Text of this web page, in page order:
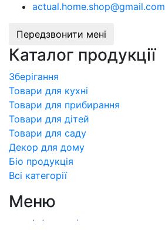
actual.home.shop@gmail.com
Передзвонити мені
Каталог продукції
Зберігання
Товари для кухні
Товари для прибирання
Товари для дітей
Товари для саду
Декор для дому
Бiо продукція
Всі категорії
Меню
Інформація про доставку